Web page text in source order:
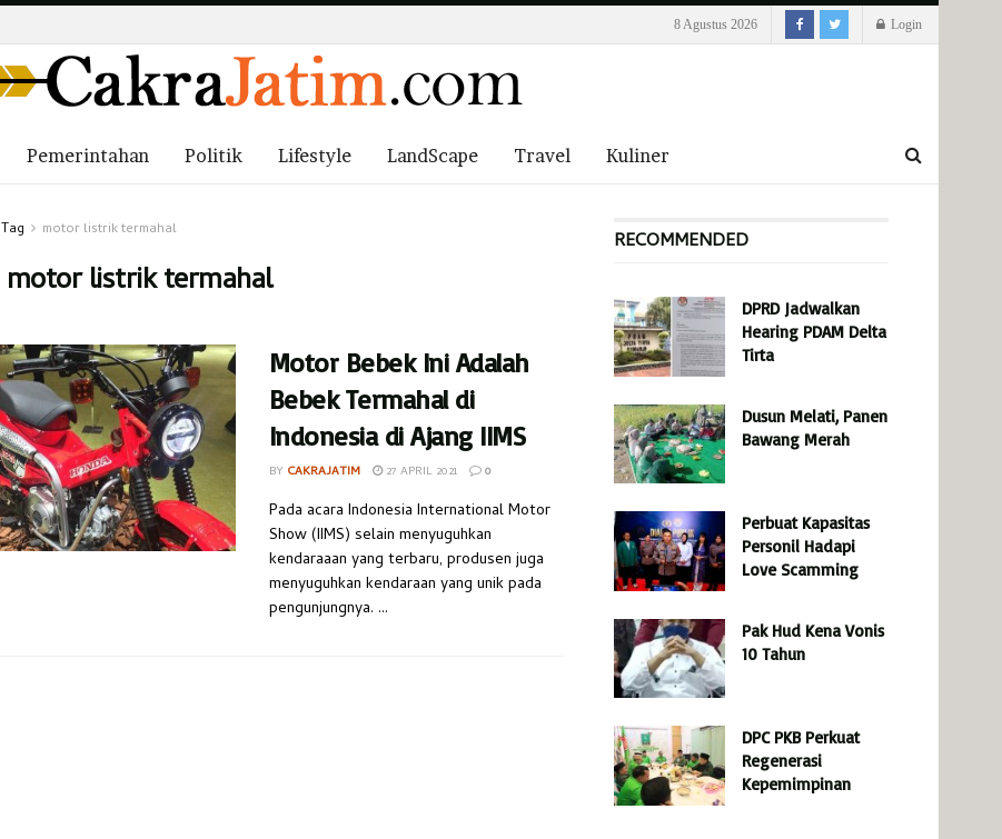
8 Agustus 2026 Login
Pemerintahan Politik Lifestyle LandScape Travel Kuliner
Tag motor listrik termahal
motor listrik termahal
Motor Bebek Ini Adalah
Bebek Termahal di
Indonesia di Ajang IIMS
BY CAKRAJATIM 27 APRIL 2021 0
Pada acara Indonesia International Motor
Show (IIMS) selain menyuguhkan
kendaraaan yang terbaru, produsen juga
menyuguhkan kendaraan yang unik pada
pengunjungnya. ...
RECOMMENDED
DPRD Jadwalkan
Hearing PDAM Delta
Tirta
Dusun Melati, Panen
Bawang Merah
Perbuat Kapasitas
Personil Hadapi
Love Scamming
Pak Hud Kena Vonis
10 Tahun
DPC PKB Perkuat
Regenerasi
Kepemimpinan